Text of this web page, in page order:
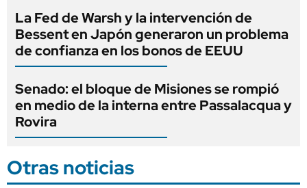
La Fed de Warsh y la intervención de
Bessent en Japón generaron un problema
de confianza en los bonos de EEUU
Senado: el bloque de Misiones se rompió
en medio de la interna entre Passalacqua y
Rovira
Otras noticias